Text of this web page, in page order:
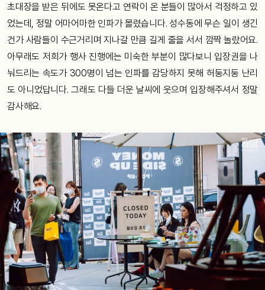
초대장을 받은 뒤에도 못온다고 연락이 온 분들이 많아서 걱정하고 있
었는데, 정말 어마어마한 인파가 몰렸습니다. 성수동에 무슨 일이 생긴
건가 사람들이 수근거리며 지나갈 만큼 길게 줄을 서서 깜짝 놀랐어요.
아무래도 저희가 행사 진행에는 미숙한 부분이 많다보니 입장권을 나
눠드리는 속도가 300명이 넘는 인파를 감당하지 못해 허둥지둥 난리
도 아니었답니다. 그래도 다들 더운 날씨에 웃으며 입장해주셔서 정말
감사해요.